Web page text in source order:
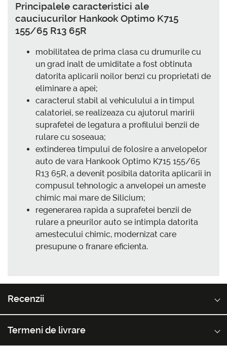
Principalele caracteristici ale
cauciucurilor Hankook Optimo K715
155/65 R13 65R
mobilitatea de prima clasa cu drumurile cu
un grad inalt de umiditate a fost obtinuta
datorita aplicarii noilor benzi cu proprietati de
eliminare a apei;
caracterul stabil al vehiculului a in timpul
calatoriei, se realizeaza cu ajutorul maririi
suprafetei de legatura a profilului benzii de
rulare cu soseaua;
extinderea timpului de folosire a anvelopelor
auto de vara Hankook Optimo K715 155/65
R13 65R, a devenit posibila datorita aplicarii in
compusul tehnologic a anvelopei un ameste
chimic mai mare de Silicium;
regenerarea rapida a suprafetei benzii de
rulare a pneurilor auto se intimpla datorita
amestecului chimic, modernizat care
presupune o franare eficienta.
Recenzii
Termeni de livrare